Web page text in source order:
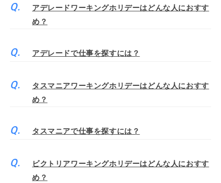
アデレードワーキングホリデーはどんな人におすす
め？
アデレードで仕事を探すには？
タスマニアワーキングホリデーはどんな人におすす
め？
タスマニアで仕事を探すには？
ビクトリアワーキングホリデーはどんな人におすす
め？